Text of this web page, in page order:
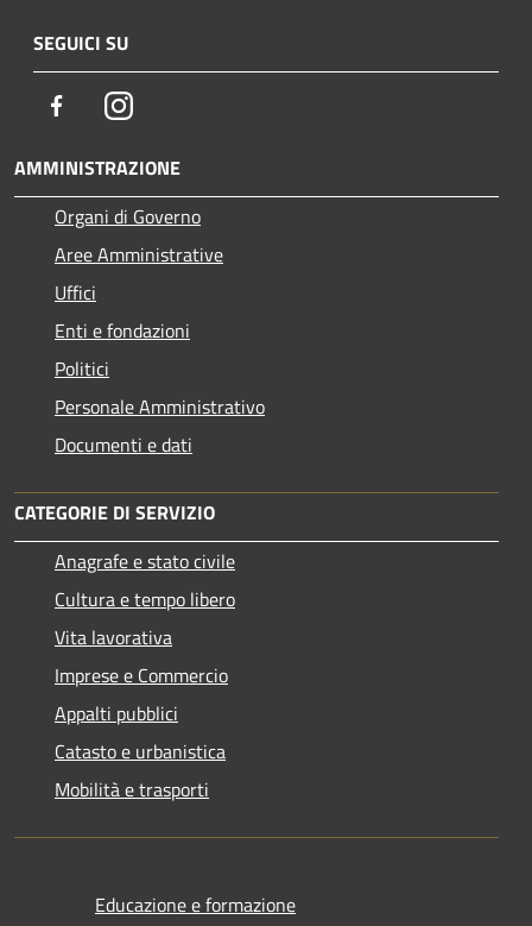
SEGUICI SU
FacebookInstagram
AMMINISTRAZIONE
Organi di Governo
Aree Amministrative
Uffici
Enti e fondazioni
Politici
Personale Amministrativo
Documenti e dati
CATEGORIE DI SERVIZIO
Anagrafe e stato civile
Cultura e tempo libero
Vita lavorativa
Imprese e Commercio
Appalti pubblici
Catasto e urbanistica
Mobilità e trasporti
Educazione e formazione